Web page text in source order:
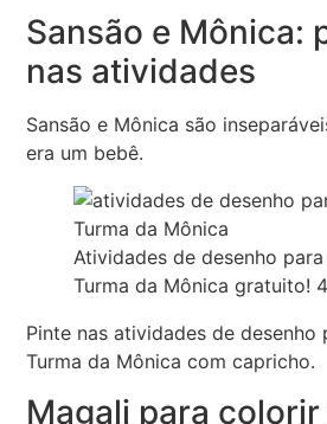
Sansão e Mônica:
nas atividades
Sansão e Mônica são
era um bebê.
Atividades de desenho
Turma da Mônica gratuito!
Pinte nas atividades de desenho
Turma da Mônica com capricho.
Magali para colorir